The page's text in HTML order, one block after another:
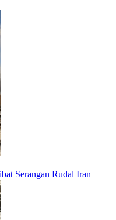
Serangan Rudal Iran